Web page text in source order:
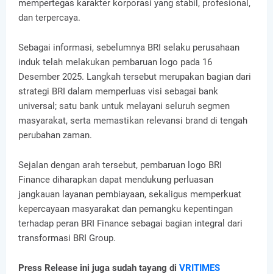
mempertegas karakter korporasi yang stabil, profesional,
dan terpercaya.
Sebagai informasi, sebelumnya BRI selaku perusahaan
induk telah melakukan pembaruan logo pada 16
Desember 2025. Langkah tersebut merupakan bagian dari
strategi BRI dalam memperluas visi sebagai bank
universal; satu bank untuk melayani seluruh segmen
masyarakat, serta memastikan relevansi brand di tengah
perubahan zaman.
Sejalan dengan arah tersebut, pembaruan logo BRI
Finance diharapkan dapat mendukung perluasan
jangkauan layanan pembiayaan, sekaligus memperkuat
kepercayaan masyarakat dan pemangku kepentingan
terhadap peran BRI Finance sebagai bagian integral dari
transformasi BRI Group.
Press Release ini juga sudah tayang di VRITIMES